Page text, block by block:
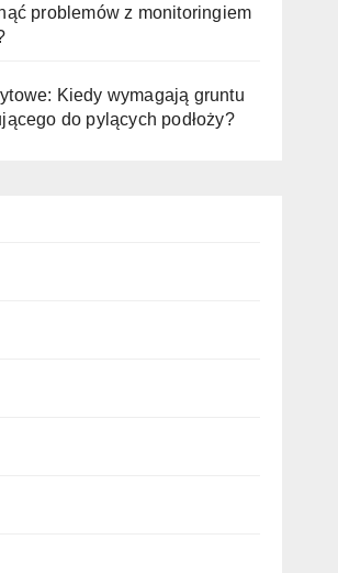
problemów z monitoringiem
Kiedy wymagają gruntu
do pylących podłoży?